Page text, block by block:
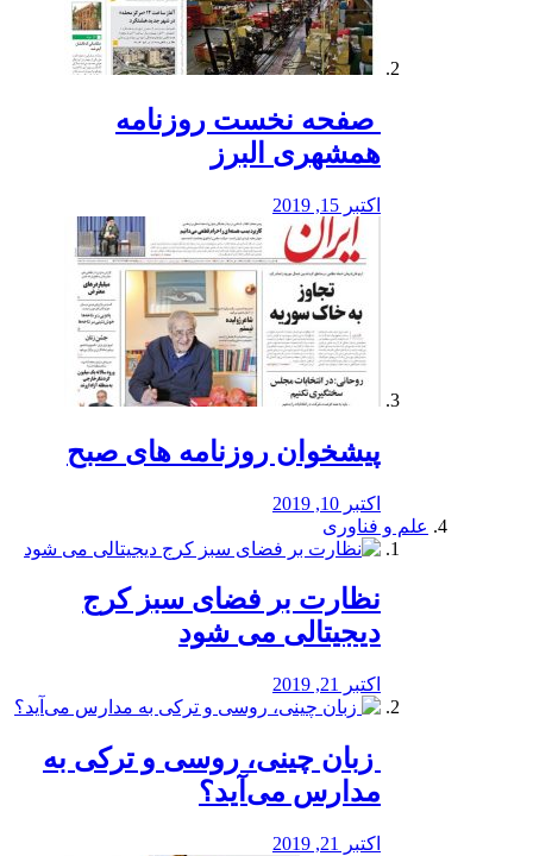
️ صفحه نخست روزنامه‌
همشهری البرز
اکتبر 15, 2019
پیشخوان روزنامه های صبح
اکتبر 10, 2019
علم و فناوری
نظارت بر فضای سبز کرج
دیجیتالی می شود
اکتبر 21, 2019
️ زبان چینی، روسی و ترکی به
مدارس می‌آید؟
اکتبر 21, 2019